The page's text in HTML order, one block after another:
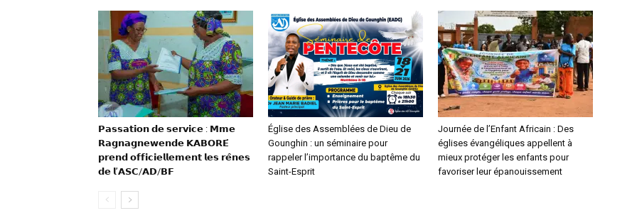
𝗣𝗮𝘀𝘀𝗮𝘁𝗶𝗼𝗻 𝗱𝗲 𝘀𝗲𝗿𝘃𝗶𝗰𝗲 : 𝗠𝗺𝗲
𝗥𝗮𝗴𝗻𝗮𝗴𝗻𝗲𝘄𝗲𝗻𝗱𝗲 𝗞𝗔𝗕𝗢𝗥𝗘́
𝗽𝗿𝗲𝗻𝗱 𝗼𝗳𝗳𝗶𝗰𝗶𝗲𝗹𝗹𝗲𝗺𝗲𝗻𝘁 𝗹𝗲𝘀 𝗿𝗲̂𝗻𝗲𝘀
𝗱𝗲 𝗹’𝗔𝗦𝗖/𝗔𝗗/𝗕𝗙
Église des Assemblées de Dieu de
Gounghin : un séminaire pour
rappeler l’importance du baptême du
Saint-Esprit
‎Journée de l’Enfant Africain : Des
églises évangéliques appellent à
mieux protéger les enfants pour
favoriser leur épanouissement